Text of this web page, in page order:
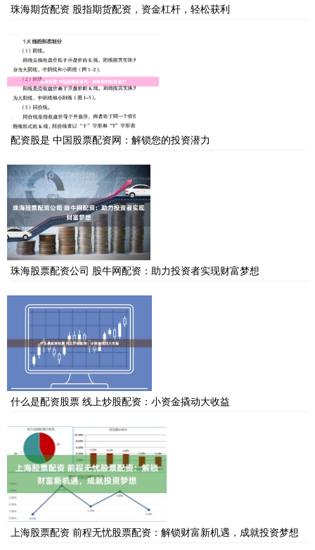
珠海期货配资 股指期货配资，资金杠杆，轻松获利
配资股是 中国股票配资网：解锁您的投资潜力
珠海股票配资公司 股牛网配资：助力投资者实现财富梦想
什么是配资股票 线上炒股配资：小资金撬动大收益
上海股票配资 前程无忧股票配资：解锁财富新机遇，成就投资梦想